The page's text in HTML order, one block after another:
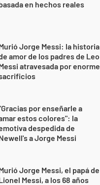
en hechos reales
Jorge Messi: la historia
amor de los padres de Leo
atravesada por enorme
por enseñarle a
estos colores": la
despedida de
a Jorge Messi
Jorge Messi, el papá de
Messi, a los 68 años